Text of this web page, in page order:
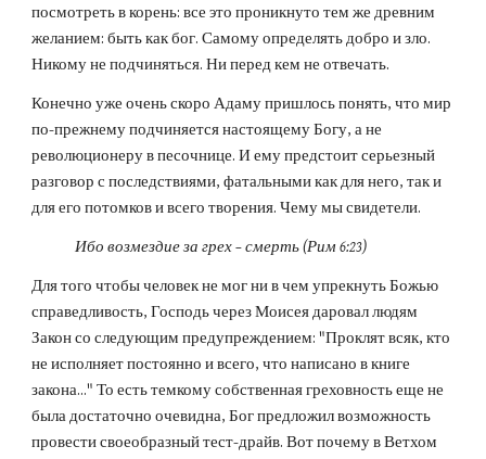
посмотреть в корень: все это проникнуто тем же древним
желанием: быть как бог. Самому определять добро и зло.
Никому не подчиняться. Ни перед кем не отвечать.
Конечно уже очень скоро Адаму пришлось понять, что мир
по-прежнему подчиняется настоящему Богу, а не
революционеру в песочнице. И ему предстоит серьезный
разговор с последствиями, фатальными как для него, так и
для его потомков и всего творения. Чему мы свидетели.
Ибо возмездие за грех – смерть (Рим 6:23)
Для того чтобы человек не мог ни в чем упрекнуть Божью
справедливость, Господь через Моисея даровал людям
Закон со следующим предупреждением: "Проклят всяк, кто
не исполняет постоянно и всего, что написано в книге
закона..." То есть темкому собственная греховность еще не
была достаточно очевидна, Бог предложил возможность
провести своеобразный тест-драйв. Вот почему в Ветхом